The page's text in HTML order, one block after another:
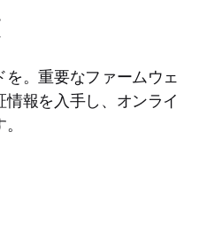
。重要なファームウェ
報を入手し、オンライ